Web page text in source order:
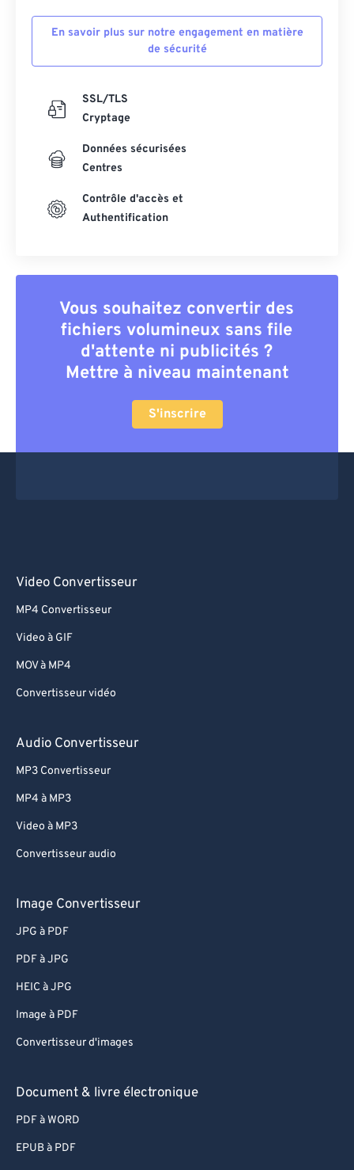
En savoir plus sur notre engagement en matière
de sécurité
SSL/TLS
Cryptage
Données sécurisées
Centres
Contrôle d'accès et
Authentification
Vous souhaitez convertir des
fichiers volumineux sans file
d'attente ni publicités ?
Mettre à niveau maintenant
S'inscrire
Video Convertisseur
MP4 Convertisseur
Video à GIF
MOV à MP4
Convertisseur vidéo
Audio Convertisseur
MP3 Convertisseur
MP4 à MP3
Video à MP3
Convertisseur audio
Image Convertisseur
JPG à PDF
PDF à JPG
HEIC à JPG
Image à PDF
Convertisseur d'images
Document & livre électronique
PDF à WORD
EPUB à PDF